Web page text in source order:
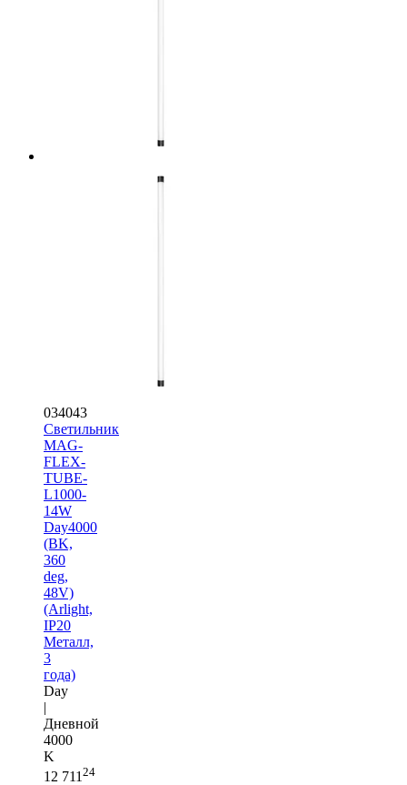
034043
Светильник
MAG-
FLEX-
TUBE-
L1000-
14W
Day4000
(BK,
360
deg,
48V)
(Arlight,
IP20
Металл,
3
года)
Day
|
Дневной
4000
K
12 711 24